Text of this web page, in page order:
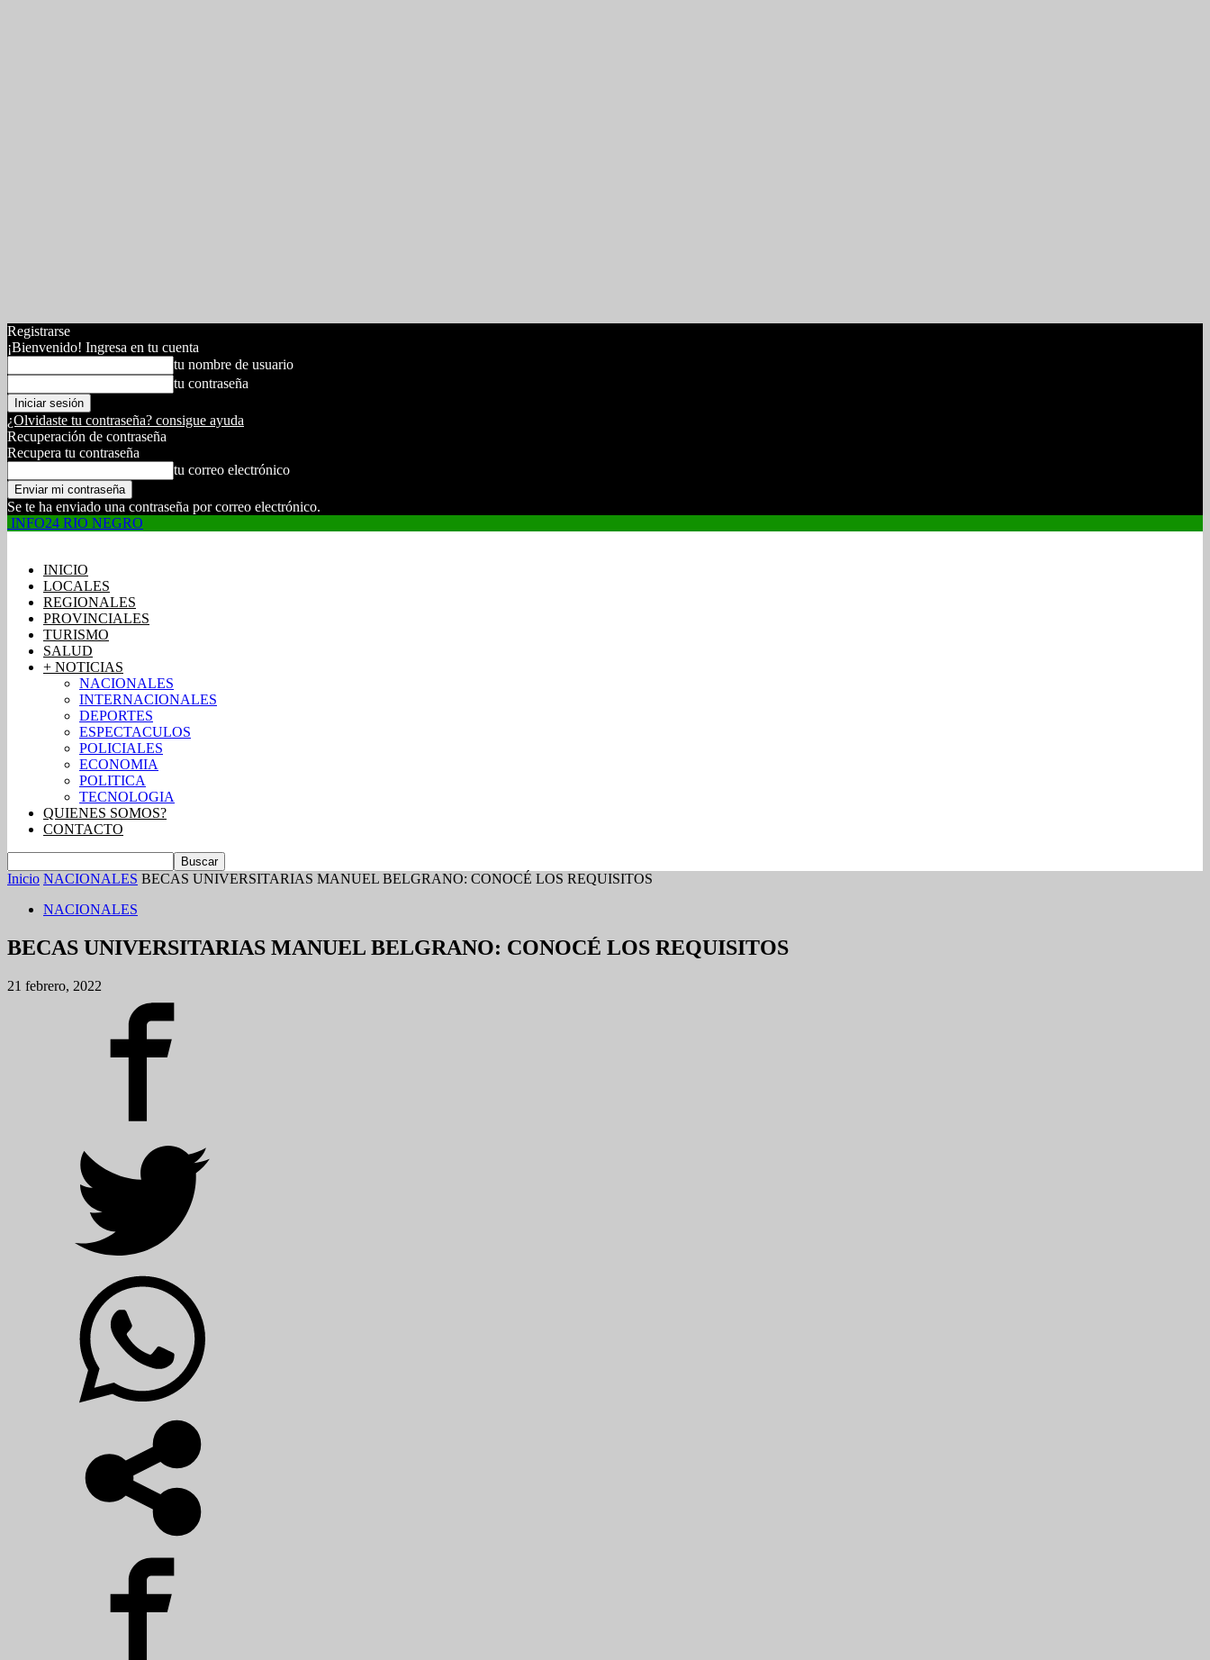
Registrarse
¡Bienvenido! Ingresa en tu cuenta
tu nombre de usuario
tu contraseña
¿Olvidaste tu contraseña? consigue ayuda
Recuperación de contraseña
Recupera tu contraseña
tu correo electrónico
Se te ha enviado una contraseña por correo electrónico.
INFO24 RIO NEGRO
INICIO
LOCALES
REGIONALES
PROVINCIALES
TURISMO
SALUD
+ NOTICIAS
NACIONALES
INTERNACIONALES
DEPORTES
ESPECTACULOS
POLICIALES
ECONOMIA
POLITICA
TECNOLOGIA
QUIENES SOMOS?
CONTACTO
Inicio NACIONALES BECAS UNIVERSITARIAS MANUEL BELGRANO: CONOCÉ LOS REQUISITOS
NACIONALES
BECAS UNIVERSITARIAS MANUEL BELGRANO: CONOCÉ LOS REQUISITOS
21 febrero, 2022